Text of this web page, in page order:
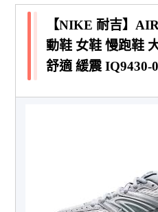
【NIKE 耐吉】
動鞋 女鞋 慢跑鞋
舒適 緩震 IQ9430-